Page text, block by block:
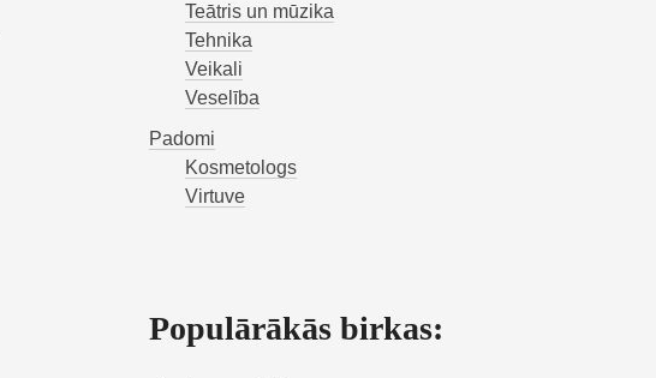
Teātris un mūzika
Tehnika
Veikali
Veselība
Padomi
Kosmetologs
Virtuve
Populārākās birkas: